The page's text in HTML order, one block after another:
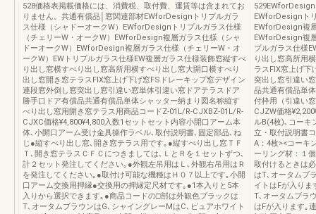
528価格表掲載価格には、消費税、取付費、運賃等は含まれてお
りません。共通有償品│窓関連部材EWforDesignトリプルガラ
ス仕様（シャドーオークW）EWforDesignトリプルガラス仕様
（チェリーW・オークW）EWforDesign複層ガラス仕様（シャ
ドーオークW）EWforDesign複層ガラス仕様（チェリーW・オ
ークW）EWトリプルガラス仕様EW複層ガラス仕様装飾窓縦すべ
り出し窓横すべり出し窓高所用横すべり出し窓大開口横すべり
出し窓開き窓テラスFIX窓上げ下げ窓FSドレーキップ窓デザイン
連段窓外倒し窓突出し窓引違い窓単体引違い窓ドアテラスドア
勝手口ドア有償品共通有償品単体シャッター納まり図名称縦す
べり出し窓用開き窓テラス用商品コードZ-01L/R-CJXBZ-01L/R-
CJXC価格¥4,800¥4,800入数1セットセット内容小開口アーム本
体､小開口アーム受け金具操作ラベル､取付説明書､固定部品､ね
じ●縦すべり出し窓､開き窓テラス用です｡●縦すべり出し窓ＴＦ
Ｔ､開き窓テラスＣＦＣにつきましては､ＬとＲを１セットずつ､
計２セット発注してください｡●外観左吊用はＬ､外観右吊用はＲ
を発注してください｡●取付け可能な機種はＨ０７以上です｡小開
口アーム交換用押縁●交換用の押縁定尺材です｡●1本入りと5本
入りから選択できます｡●商品コードの□部は外観色ブラックは
T､オータムブラウンはG､シャイングレーMはC､ピュアホワイト
EWforDesignト
EWforDesign複
EWforDesign複
プルガラス仕様
り出し窓高所用
ラスFIX窓上げ下
突出し窓引違い
品共通有償品単
付枠用（引違い
CJZW価格
ルB(4枚)､コーキ
立・取付説明書
A：4枚><コーキ
ーリング材：１
取付けるときは
はT､オータムブ
イトはFが入り
T､オータムブラ
はFが入ります｡